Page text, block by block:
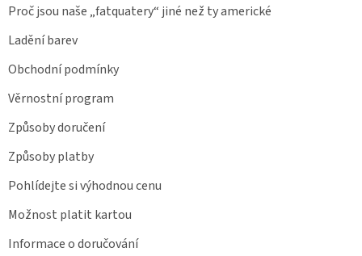
Proč jsou naše „fatquatery“ jiné než ty americké
Ladění barev
Obchodní podmínky
Věrnostní program
Způsoby doručení
Způsoby platby
Pohlídejte si výhodnou cenu
Možnost platit kartou
Informace o doručování